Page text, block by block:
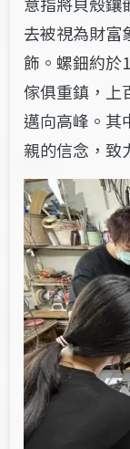
去被視為財富
飾。螺鈿約於
傢俱重鎮，上
邁向高峰。其
親的信念，致